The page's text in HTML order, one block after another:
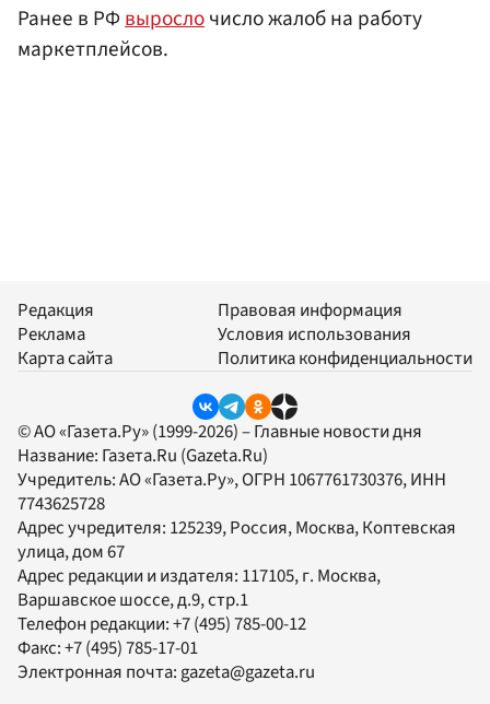
Ранее в РФвырослочисло жалоб на работу
маркетплейсов.
Редакция
Реклама
Карта сайта
Правовая информация
Условия использования
Политика конфиденциальности
© АО «Газета.Ру» (1999-2026) – Главные новости дня
Название: Газета.Ru (Gazeta.Ru)
Учредитель:АО «Газета.Ру», ОГРН 1067761730376, ИНН
7743625728
Адрес учредителя: 125239, Россия, Москва, Коптевская
улица, дом 67
Адрес редакции и издателя: 117105, г. Москва,
Варшавское шоссе, д.9, стр.1
Телефон редакции:+7 (495) 785-00-12
Факс:+7 (495) 785-17-01
Электронная почта: gazeta@gazeta.ru